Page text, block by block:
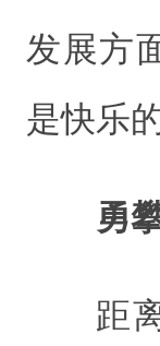
发展方
是快乐
勇
距